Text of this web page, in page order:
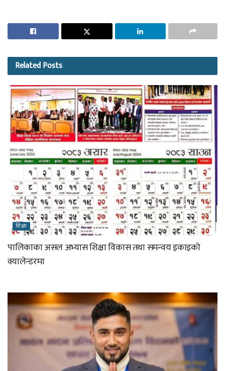
RelatedPosts
शिक्षा
पालिकाका असल अभ्यास शिक्षा विकास तथा समन्वय इकाइको
क्यालेन्डरमा